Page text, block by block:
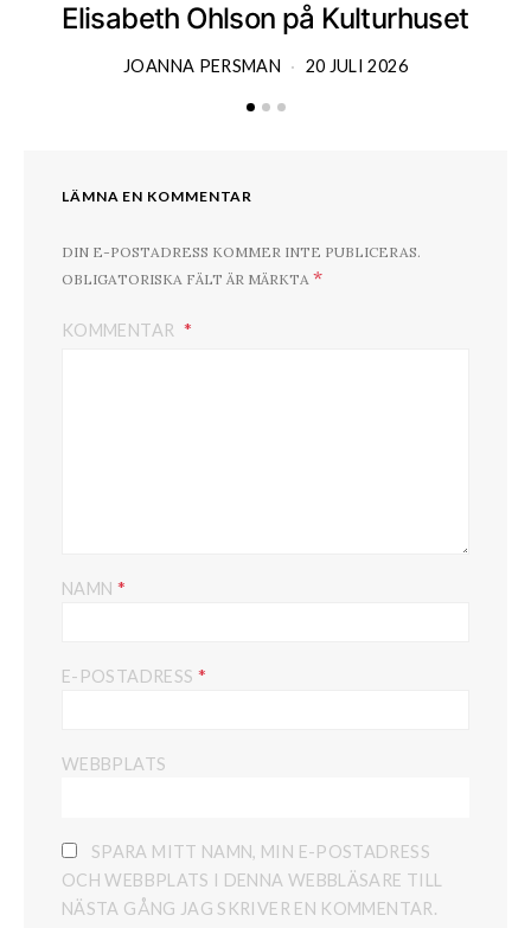
Elisabeth Ohlson på Kulturhuset
JOANNA PERSMAN 20 JULI 2026
LÄMNA EN KOMMENTAR
DIN E-POSTADRESS KOMMER INTE PUBLICERAS.
OBLIGATORISKA FÄLT ÄR MÄRKTA *
KOMMENTAR
NAMN *
E-POSTADRESS *
WEBBPLATS
SPARA MITT NAMN, MIN E-POSTADRESS
OCH WEBBPLATS I DENNA WEBBLÄSARE TILL
NÄSTA GÅNG JAG SKRIVER EN KOMMENTAR.